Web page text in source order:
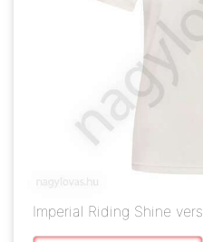
Imperial Riding Shine